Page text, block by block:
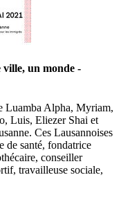
un monde -
Luamba Alpha, Myriam,
Luis, Eliezer Shai et
Ces Lausannoises
de santé, fondatrice
conseiller
travailleuse sociale,